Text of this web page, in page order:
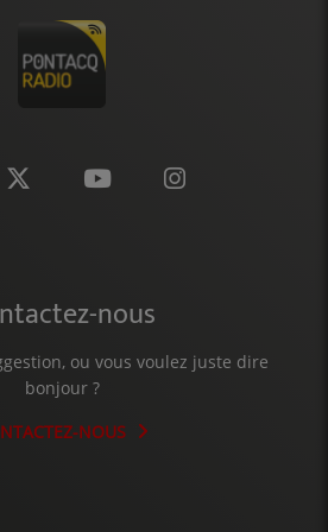
nous
ou vous voulez juste dire
bonjour ?
NOUS